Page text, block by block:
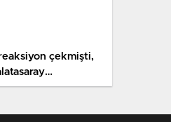
çekmişti,
özür diledi